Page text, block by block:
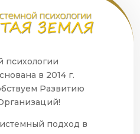
психологии
в 2014 г.
Развитию
подход в